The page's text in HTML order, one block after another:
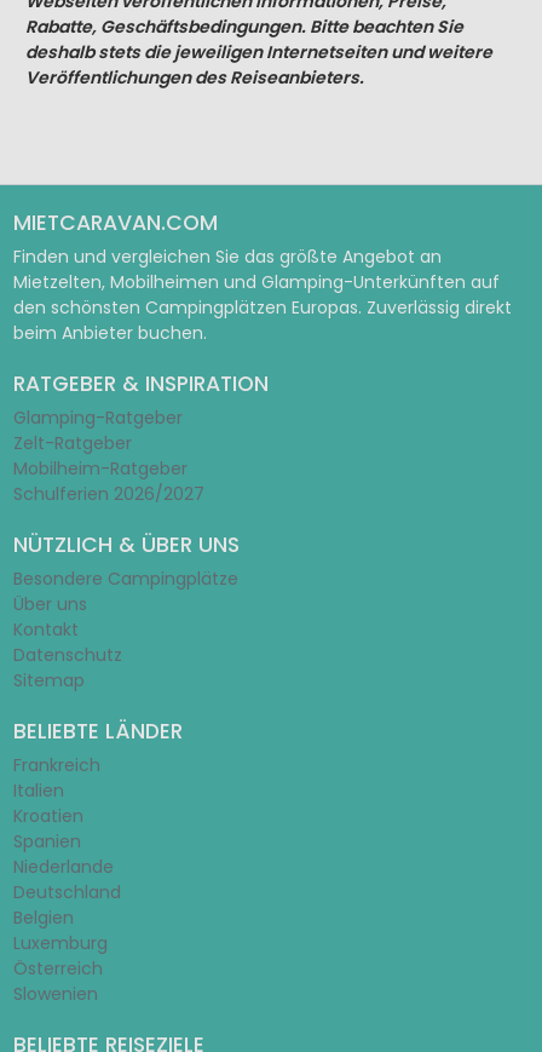
Rabatte, Geschäftsbedingungen. Bitte beachten Sie
deshalb stets die jeweiligen Internetseiten und weitere
Veröffentlichungen des Reiseanbieters.
MIETCARAVAN.COM
Finden und vergleichen Sie das größte Angebot an
Mietzelten, Mobilheimen und Glamping-Unterkünften auf
den schönsten Campingplätzen Europas. Zuverlässig direkt
beim Anbieter buchen.
RATGEBER & INSPIRATION
Glamping-Ratgeber
Zelt-Ratgeber
Mobilheim-Ratgeber
Schulferien 2026/2027
NÜTZLICH & ÜBER UNS
Besondere Campingplätze
Über uns
Kontakt
Datenschutz
Sitemap
BELIEBTE LÄNDER
Frankreich
Italien
Kroatien
Spanien
Niederlande
Deutschland
Belgien
Luxemburg
Österreich
Slowenien
BELIEBTE REISEZIELE